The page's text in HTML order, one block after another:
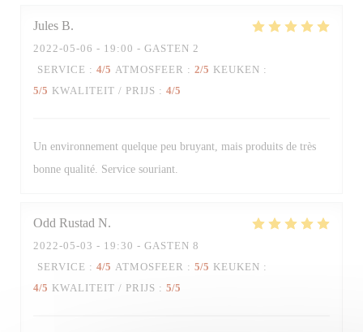
Jules B
2022-05-06 - 19:00 - GASTEN 2
SERVICE : 4/5 ATMOSFEER : 2/5 KEUKEN :
5/5 KWALITEIT / PRIJS : 4/5
Un environnement quelque peu bruyant, mais produits de très
bonne qualité. Service souriant.
Odd Rustad N
2022-05-03 - 19:30 - GASTEN 8
SERVICE : 4/5 ATMOSFEER : 5/5 KEUKEN :
4/5 KWALITEIT / PRIJS : 5/5